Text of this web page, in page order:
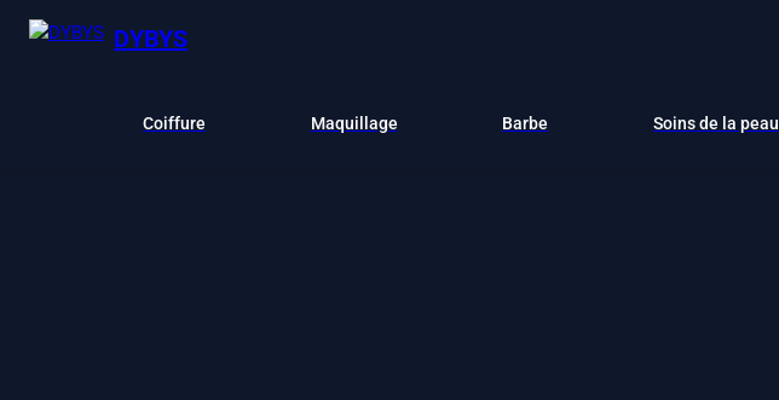
DYBYS
Coiffure Maquillage Barbe Soins de la peau